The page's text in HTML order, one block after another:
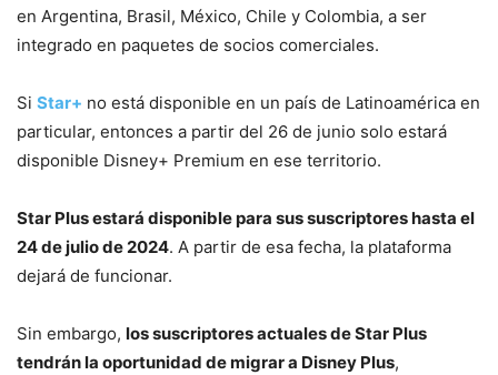
en Argentina, Brasil, México, Chile y Colombia, a ser
integrado en paquetes de socios comerciales.
Si Star+ no está disponible en un país de Latinoamérica en
particular, entonces a partir del 26 de junio solo estará
disponible Disney+ Premium en ese territorio.
Star Plus estará disponible para sus suscriptores hasta el
24 de julio de 2024. A partir de esa fecha, la plataforma
dejará de funcionar.
Sin embargo, los suscriptores actuales de Star Plus
tendrán la oportunidad de migrar a Disney Plus,